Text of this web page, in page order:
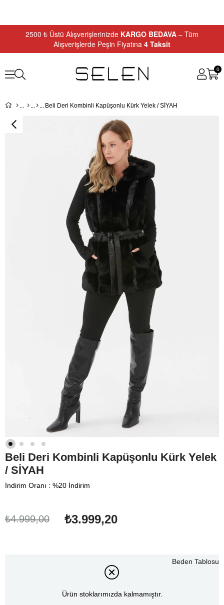
2500 ₺ Üstü Alışverişlerinizde KARGO BEDAVA – Tüm
Alışverişlerde Peşin Fiyatına 4 Taksit
0
Beli Deri Kombinli Kapüşonlu Kürk Yelek / SİYAH
Beli Deri Kombinli Kapüşonlu Kürk Yelek
/ SİYAH
İndirim Oranı : %20 İndirim
₺4.999,00 ₺3.999,20
Ürün stoklarımızda kalmamıştır.
Beden Tablosu